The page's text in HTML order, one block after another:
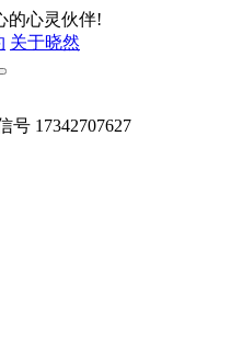
的心灵伙伴!
关于晓然
号 17342707627